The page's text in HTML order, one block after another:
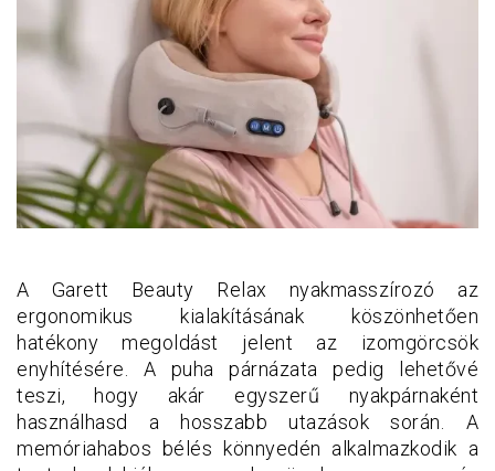
A Garett Beauty Relax nyakmasszírozó az
ergonomikus kialakításának köszönhetően
hatékony megoldást jelent az izomgörcsök
enyhítésére. A puha párnázata pedig lehetővé
teszi, hogy akár egyszerű nyakpárnaként
használhasd a hosszabb utazások során. A
memóriahabos bélés könnyedén alkalmazkodik a